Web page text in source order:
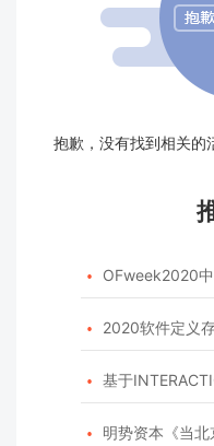
抱歉，没有找到相关的
 OFweek2020
 2020软件定义
 基于INTERACTION
 明势资本《当北京遇